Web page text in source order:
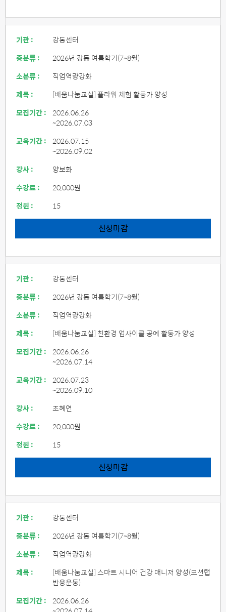
기관 :
강동센터
중분류 :
2026년 강동 여름학기(7~8월)
소분류 :
직업역량강화
제목 :
[배움나눔교실] 플라워 체험 활동가 양성
모집기간 : 2026.06.26
~2026.07.03
교육기간 : 2026.07.15
~2026.09.02
강사 :
양보화
수강료 :
20,000원
정원 :
15
신청마감
기관 :
강동센터
중분류 :
2026년 강동 여름학기(7~8월)
소분류 :
직업역량강화
제목 :
[배움나눔교실] 친환경 업사이클 공예 활동가 양성
모집기간 : 2026.06.26
~2026.07.14
교육기간 : 2026.07.23
~2026.09.10
강사 :
조혜연
수강료 :
20,000원
정원 :
15
신청마감
기관 :
강동센터
중분류 :
2026년 강동 여름학기(7~8월)
소분류 :
직업역량강화
제목 :
[배움나눔교실] 스마트 시니어 건강 매니저 양성(모션탭
반응운동)
모집기간 : 2026.06.26